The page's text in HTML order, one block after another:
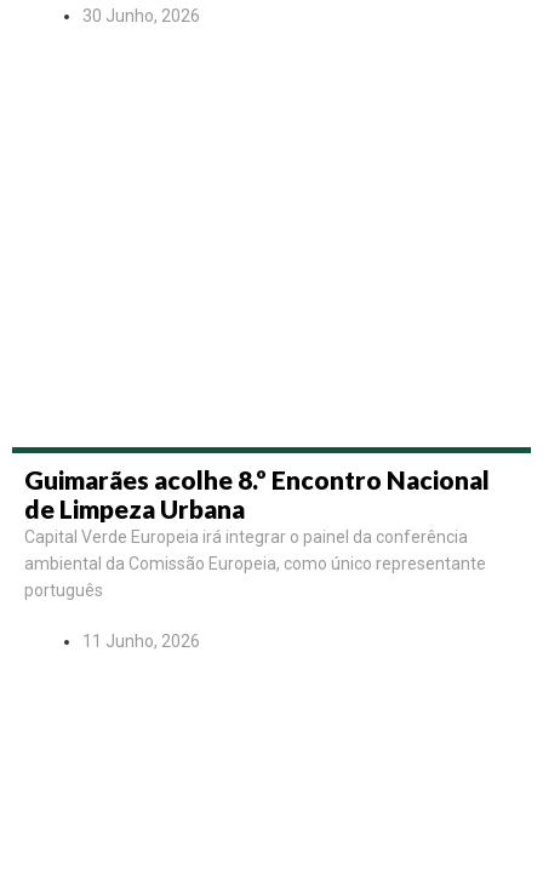
30 Junho, 2026
Guimarães acolhe 8.º Encontro Nacional
de Limpeza Urbana
Capital Verde Europeia irá integrar o painel da conferência
ambiental da Comissão Europeia, como único representante
português
11 Junho, 2026